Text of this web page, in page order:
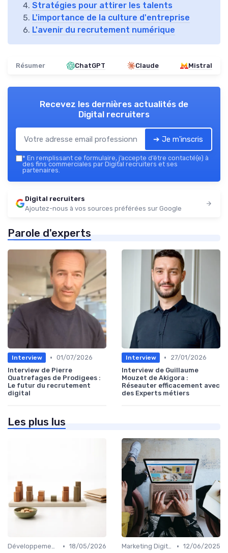
Stratégies pour attirer les talents
L'importance de la culture d'entreprise
L'avenir du recrutement numérique
Résumer ChatGPT Claude Mistral
Recevez les dernières actualités de
Digital recruiters
➔ Je m'inscris
* En remplissant ce formulaire, j’accepte d’être contacté(e) à
des fins commerciales par Digital recruiters et ses
partenaires.
Digital recruiters
Ajoutez-nous à vos sources préférées sur Google
Parole d'experts
Interview • 01/07/2026
Interview de Pierre
Quatrefages de Prodigees :
Le futur du recrutement
digital
Interview •
27/01/2026
Interview de Guillaume
Mouzet de Akigora :
Réseauter efficacement avec
des Experts métiers
Les plus lus
Développement Web et Mobile • 18/05/2026 Marketing Digital et SEO • 12/06/2025